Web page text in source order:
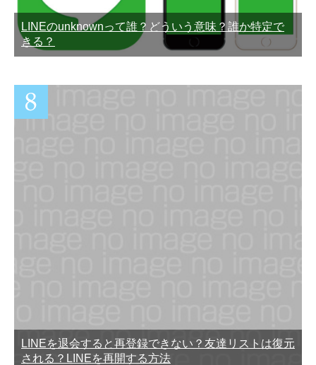
LINEのunknownって誰？どういう意味？誰か特定で
きる？
LINEを退会すると再登録できない？友達リストは復元
される？LINEを再開する方法